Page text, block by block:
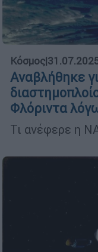
Κόσμος|
Αναβλήθηκε
Φλόριντα
Τι ανέφερε η